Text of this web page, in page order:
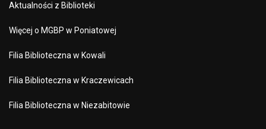
Aktualności z Biblioteki
Więcej o MGBP w Poniatowej
Filia Biblioteczna w Kowali
Filia Biblioteczna w Kraczewicach
Filia Biblioteczna w Niezabitowie